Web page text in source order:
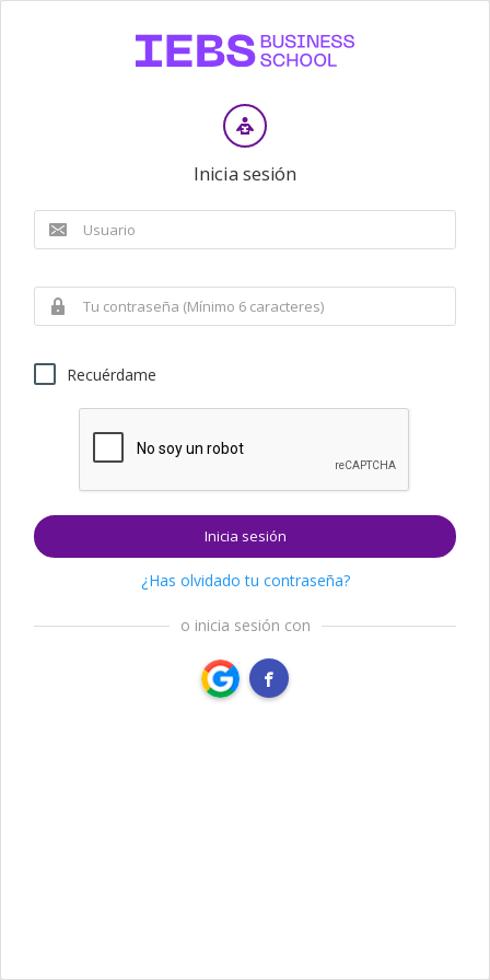
Inicia sesión
Recuérdame
Inicia sesión
¿Has olvidado tu contraseña?
o inicia sesión con